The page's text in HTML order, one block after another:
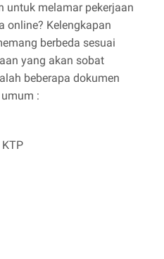
untuk melamar pekerjaan
online? Kelengkapan
berbeda sesuai
yang akan sobat
beberapa dokumen
: